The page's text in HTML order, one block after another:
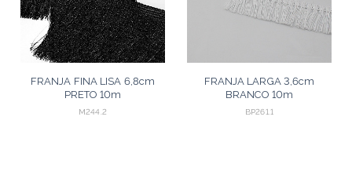
FRANJA FINA LISA 6,8cm
PRETO 10m
M244.2
FRANJA LARGA 3,6cm
BRANCO 10m
BP261.1